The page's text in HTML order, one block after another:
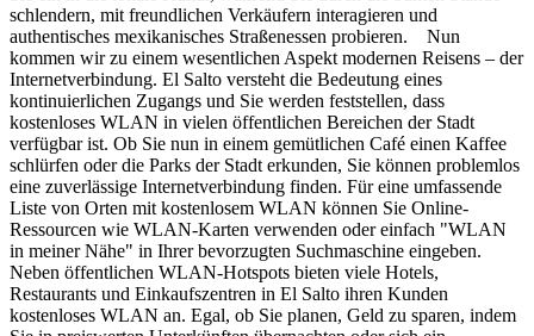
schlendern, mit freundlichen Verkäufern interagieren und
authentisches mexikanisches Straßenessen probieren. Nun
kommen wir zu einem wesentlichen Aspekt modernen Reisens – der
Internetverbindung. El Salto versteht die Bedeutung eines
kontinuierlichen Zugangs und Sie werden feststellen, dass
kostenloses WLAN in vielen öffentlichen Bereichen der Stadt
verfügbar ist. Ob Sie nun in einem gemütlichen Café einen Kaffee
schlürfen oder die Parks der Stadt erkunden, Sie können problemlos
eine zuverlässige Internetverbindung finden. Für eine umfassende
Liste von Orten mit kostenlosem WLAN können Sie Online-
Ressourcen wie WLAN-Karten verwenden oder einfach "WLAN
in meiner Nähe" in Ihrer bevorzugten Suchmaschine eingeben.
Neben öffentlichen WLAN-Hotspots bieten viele Hotels,
Restaurants und Einkaufszentren in El Salto ihren Kunden
kostenloses WLAN an. Egal, ob Sie planen, Geld zu sparen, indem